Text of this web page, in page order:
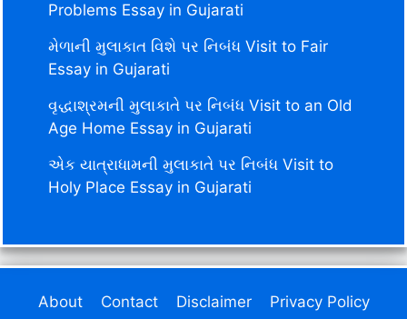
Problems Essay in Gujarati
મેળાની મુલાકાત વિશે પર નિબંધ Visit to Fair
Essay in Gujarati
વૃદ્ધાશ્રમની મુલાકાતે પર નિબંધ Visit to an Old
Age Home Essay in Gujarati
એક યાત્રાધામની મુલાકાતે પર નિબંધ Visit to
Holy Place Essay in Gujarati
About Contact Disclaimer Privacy Policy